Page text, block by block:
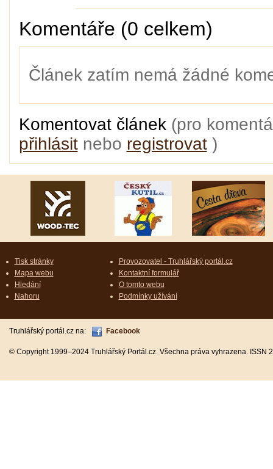
Komentáře (0 celkem)
Článek zatím nemá žádné
Komentovat článek (pro
přihlásitnebo registrovat)
Tisk stránky
Mapa webu
Hledání
Nahoru
Provozovatel - Truhlářský portál.cz
Kontaktní formulář
O tomto webu
Podmínky užívání
Truhlářský portál.cz na: Facebook
© Copyright 1999–2024 Truhlářský Portál.cz. Všechna práva vyhrazena.